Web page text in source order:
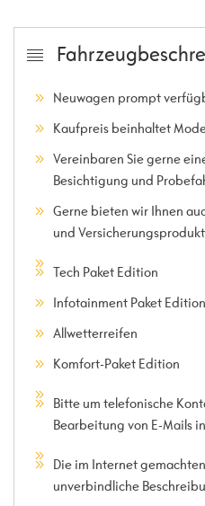
Neuwagen prompt
Kaufpreis beinhaltet
Vereinbaren Sie gerne
Besichtigung und
Gerne bieten wir Ihnen
und
Tech Paket Edition
Infotainment Paket Edition
Allwetterreifen
Komfort-Paket Edition
Bitte um telefonische
Bearbeitung von E-Mails
Die im Internet
unverbindliche